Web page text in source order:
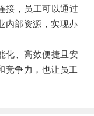
，员工可以通过
内部资源，实现办
、高效便捷且安
竞争力，也让员工